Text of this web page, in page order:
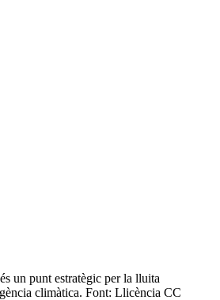
un punt estratègic per la lluita
climàtica. Font: Llicència CC